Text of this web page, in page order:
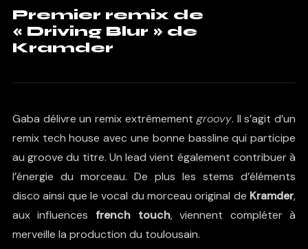
Premier remix de
« Driving Blur » de
Kramder
Gaba délivre un remix extrêmementgroovy. Il s’agit d’un
remix tech house avec une bonne bassline qui participe
au groove du titre. Un lead vient également contribuer à
l’énergie du morceau. De plus les stems d’éléments
disco ainsi que le vocal du morceau original de Kramder,
aux influences french touch, viennent compléter à
merveille la production du toulousain.